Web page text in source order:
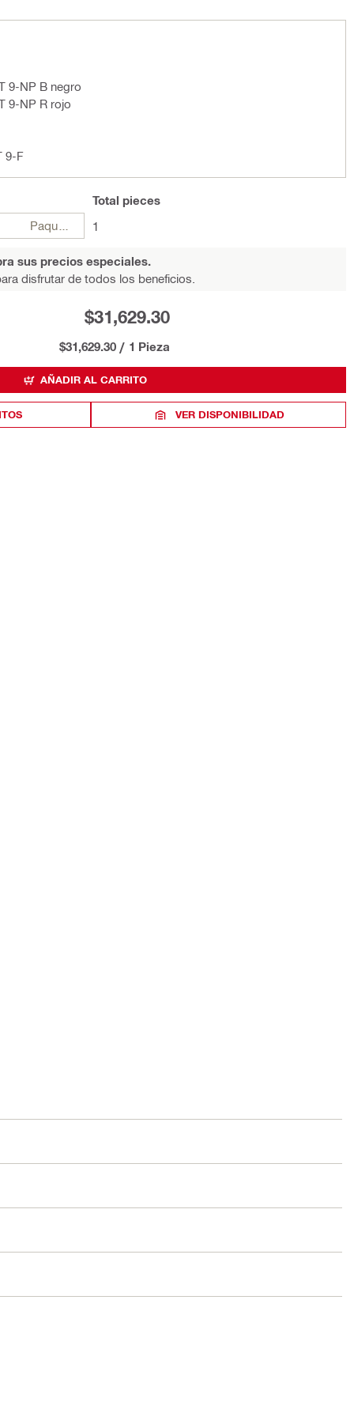
9-NP B negro
9-NP R rojo
9-F
Paquetes
Total pieces
1
sus precios especiales.
disfrutar de todos los beneficios.
$31,629.30
$31,629.30 / 1 Pieza
AÑADIR AL CARRITO
VER DISPONIBILIDAD